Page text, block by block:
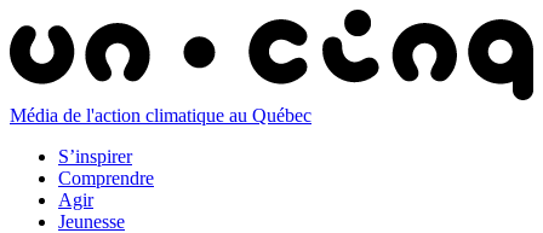
Média de l'action climatique au Québec
S’inspirer
Comprendre
Agir
Jeunesse